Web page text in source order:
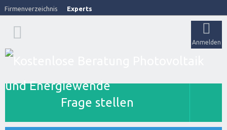
Firmenverzeichnis Experts
Anmelden
Frage stellen